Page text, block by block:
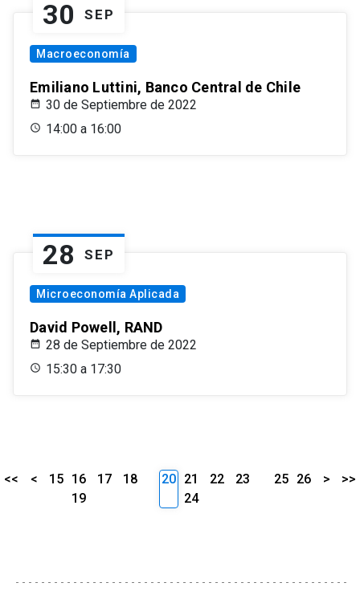
30 SEP
Macroeconomía
Emiliano Luttini, Banco Central de Chile
30 de Septiembre de 2022
14:00 a 16:00
28 SEP
Microeconomía Aplicada
David Powell, RAND
28 de Septiembre de 2022
15:30 a 17:30
<< < 15 16 17
18
19
20 21 22
23
24
25 26 > >>